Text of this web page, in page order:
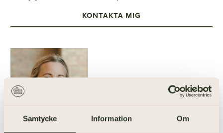
Samtycke Information Om
KONTAKTA MIG